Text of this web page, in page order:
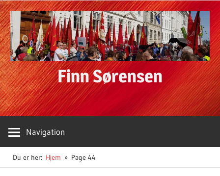
Skip
to
content
Finn Sørensen
Navigation
Du er her: Hjem Page 44